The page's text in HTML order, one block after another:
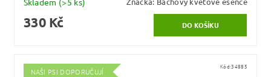
330 Kč
NAŠI PSI DOPORUČUJÍ
Kód:34885